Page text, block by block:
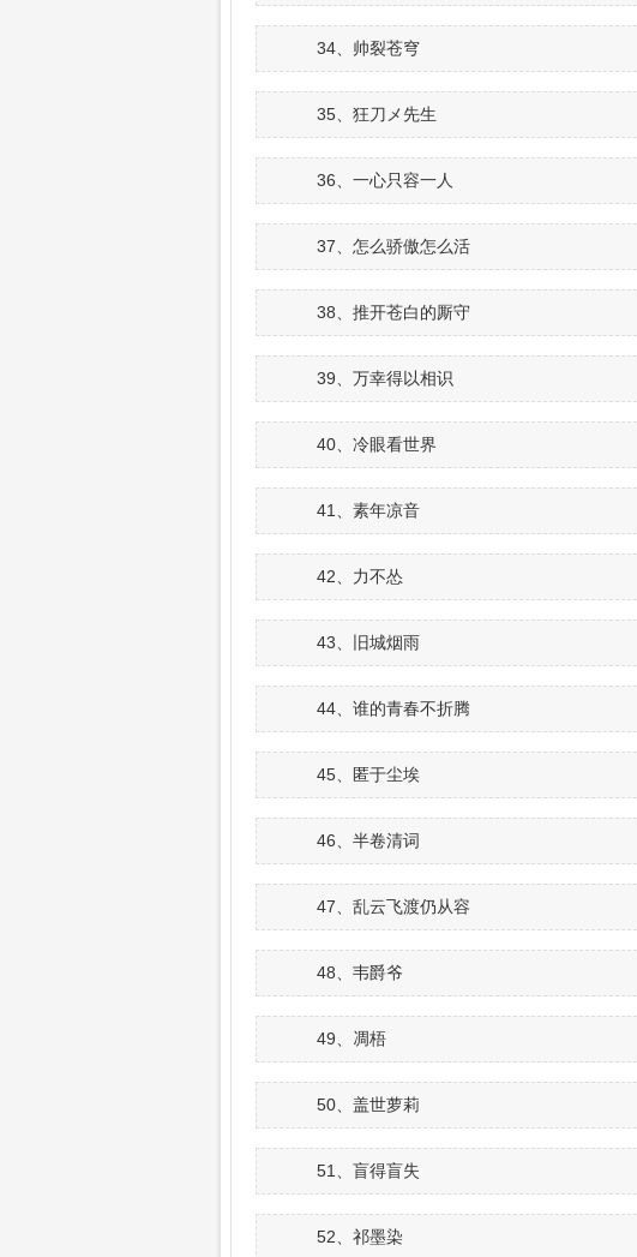
34、帅裂苍穹
35、狂刀メ先生
36、一心只容一人
37、怎么骄傲怎么活
38、推开苍白的厮守
39、万幸得以相识
40、冷眼看世界
41、素年凉音
42、力不怂
43、旧城烟雨
44、谁的青春不折腾
45、匿于尘埃
46、半卷清词
47、乱云飞渡仍从容
48、韦爵爷
49、凋梧
50、盖世萝莉
51、盲得盲失
52、祁墨染